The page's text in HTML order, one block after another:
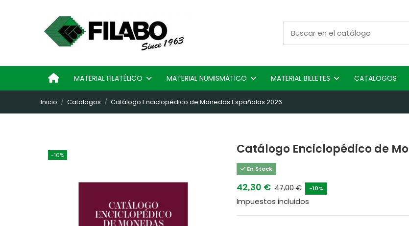
MATERIAL FILATÉLICO MATERIAL NUMISMÁTICO MATERIAL BILLETES CATALOGOS
Inicio Catálogos Catálogo Enciclopédico de Monedas Españolas 2026
-10% Catálogo Enciclopédico de
En Stock
42,30 € 47,00 € -10%
Impuestos incluidos